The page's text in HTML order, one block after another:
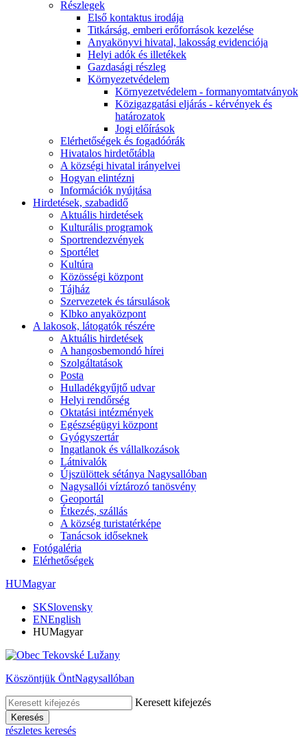
Részlegek
Első kontaktus irodája
Titkárság, emberi erőforrások kezelése
Anyakönyvi hivatal, lakosság evidenciója
Helyi adók és illetékek
Gazdasági részleg
Környezetvédelem
Környezetvédelem - formanyomtatványok
Közigazgatási eljárás - kérvények és
határozatok
Jogi előírások
Elérhetőségek és fogadóórák
Hivatalos hirdetőtábla
A községi hivatal irányelvei
Hogyan elintézni
Információk nyújtása
Hirdetések, szabadidő
Aktuális hirdetések
Kulturális programok
Sportrendezvények
Sportélet
Kultúra
Közösségi központ
Tájház
Szervezetek és társulások
Klbko anyaközpont
A lakosok, látogatók részére
Aktuális hirdetések
A hangosbemondó hírei
Szolgáltatások
Posta
Hulladékgyűjtő udvar
Helyi rendőrség
Oktatási intézmények
Egészségügyi központ
Gyógyszertár
Ingatlanok és vállalkozások
Látnivalók
Újszülöttek sétánya Nagysallóban
Nagysallói víztározó tanösvény
Geoportál
Étkezés, szállás
A község turistatérképe
Tanácsok időseknek
Fotógaléria
Elérhetőségek
HUMagyar
SKSlovensky
ENEnglish
HUMagyar
Köszöntjük ÖntNagysallóban
Keresett kifejezés
Keresés
részletes keresés